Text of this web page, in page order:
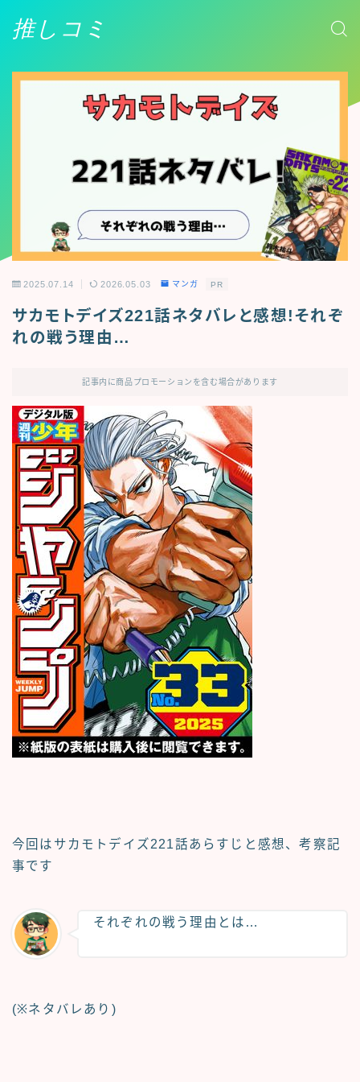
推しコミ
2025.07.14 2026.05.03 マンガ PR
サカモトデイズ221話ネタバレと感想!それぞ
れの戦う理由…
記事内に商品プロモーションを含む場合があります
今回はサカモトデイズ221話あらすじと感想、考察記
事です
それぞれの戦う理由とは…
(※ネタバレあり)